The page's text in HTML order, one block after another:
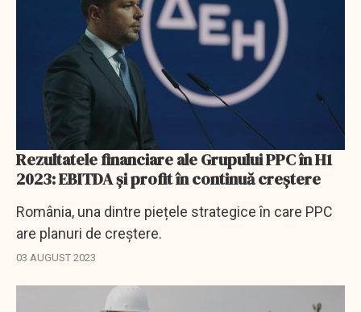
Rezultatele financiare ale Grupului PPC în H1
2023: EBITDA și profit în continuă creștere
România, una dintre piețele strategice în care PPC
are planuri de creștere.
03 AUGUST 2023